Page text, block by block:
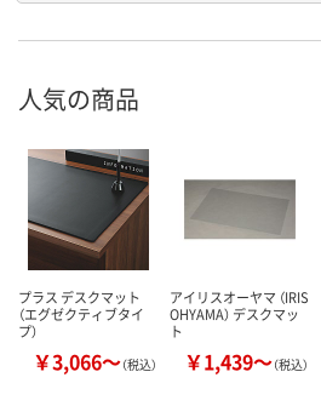
人気の商品
プラス デスクマット
（エグゼクティブタイ
プ）
￥3,066～（税込）
アイリスオーヤマ （IRIS
OHYAMA） デスクマッ
ト
￥1,439～（税込）